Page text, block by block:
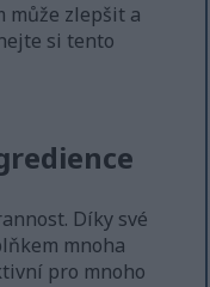
může zlepšit a
si tento
Díky své
mnoha
pro mnoho